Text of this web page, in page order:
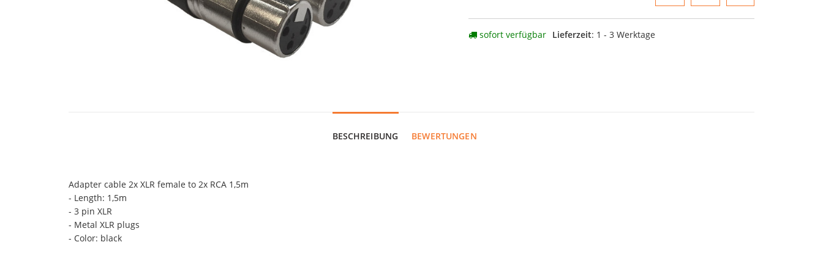
sofort verfügbar Lieferzeit: 1 - 3 Werktage
BESCHREIBUNG BEWERTUNGEN
Adapter cable 2x XLR female to 2x RCA 1,5m
- Length: 1,5m
- 3 pin XLR
- Metal XLR plugs
- Color: black